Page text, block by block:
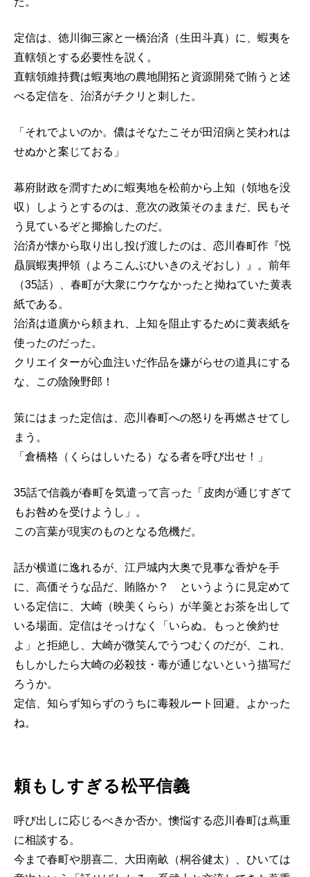
定信は、徳川御三家と一橋治済（生田斗真）に、蝦夷を
直轄領とする必要性を説く。
直轄領維持費は蝦夷地の農地開拓と資源開発で賄うと述
べる定信を、治済がチクリと刺した。
「それでよいのか。儂はそなたこそが田沼病と笑われは
せぬかと案じておる」
幕府財政を潤すために蝦夷地を松前から上知（領地を没
収）しようとするのは、意次の政策そのままだ、民もそ
う見ているぞと揶揄したのだ。
治済が懐から取り出し投げ渡したのは、恋川春町作『悦
贔屓蝦夷押領（よろこんぶひいきのえぞおし）』。前年
（35話）、春町が大衆にウケなかったと拗ねていた黄表
紙である。
治済は道廣から頼まれ、上知を阻止するために黄表紙を
使ったのだった。
クリエイターが心血注いだ作品を嫌がらせの道具にする
な、この陰険野郎！
策にはまった定信は、恋川春町への怒りを再燃させてし
まう。
「倉橋格（くらはしいたる）なる者を呼び出せ！」
35話で信義が春町を気遣って言った「皮肉が通じすぎて
もお咎めを受けようし」。
この言葉が現実のものとなる危機だ。
話が横道に逸れるが、江戸城内大奥で見事な香炉を手
に、高価そうな品だ、賄賂か？ というように見定めて
いる定信に、大崎（映美くらら）が羊羹とお茶を出して
いる場面。定信はそっけなく「いらぬ。もっと倹約せ
よ」と拒絶し、大崎が微笑んでうつむくのだが、これ、
もしかしたら大崎の必殺技・毒が通じないという描写だ
ろうか。
定信、知らず知らずのうちに毒殺ルート回避。よかった
ね。
頼もしすぎる松平信義
呼び出しに応じるべきか否か。懊悩する恋川春町は蔦重
に相談する。
今まで春町や朋喜二、大田南畝（桐谷健太）、ひいては